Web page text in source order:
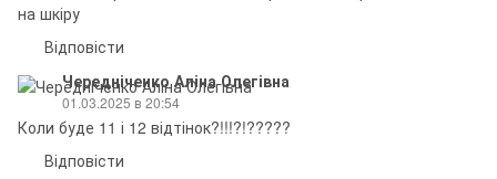
на шкіру
Відповісти
Чередніченко Аліна Олегівна
01.03.2025 в 20:54
Коли буде 11 і 12 відтінок?!!!?!?????
Відповісти